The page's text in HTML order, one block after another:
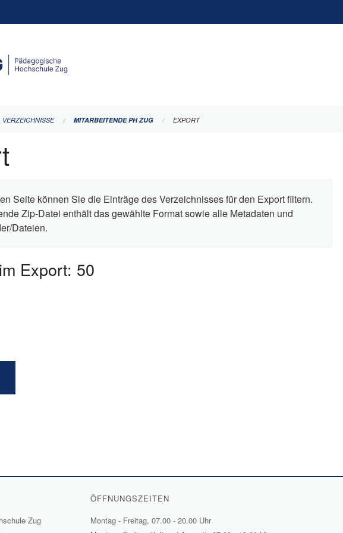
VERZEICHNISSE MITARBEITENDE PH ZUG EXPORT
Seite können Sie die Einträge des Verzeichnisses für den Export filtern.
Zip-Datei enthält das gewählte Format sowie alle Metadaten und
Dateien.
Export: 50
Zug
ÖFFNUNGSZEITEN
Montag - Freitag, 07.00 - 20.00 Uhr